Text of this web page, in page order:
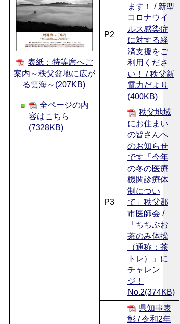
表紙：特等席へご
案内～秩父盆地に広が
る雲海～(207KB)
全ページの内
容はこちら
(7328KB)
P2
ます！ / 新型
コロナウイ
ルス感染症
に対する経
済支援をご
利用くださ
い！ / 秩父新
電力だより
(400KB)
P3
秩父地域
にお住まい
の皆さんへ
のお知らせ
です「今年
の冬の医療
機関診療体
制につい
て」秩父郡
市医師会 /
「ちちぶお
茶のみ体操
（通称：茶
トレ）」に
チャレン
ジ！
No.2(374KB)
県知事表
彰 / 令和2年